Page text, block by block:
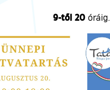
9-től 20óráig.